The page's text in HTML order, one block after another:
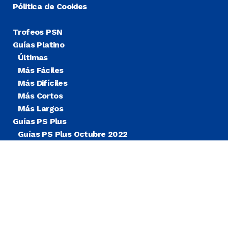
Pólitica de Cookies
Trofeos PSN
Guías Platino
Últimas
Más Fáciles
Más Difíciles
Más Cortos
Más Largos
Guías PS Plus
Guías PS Plus Octubre 2022